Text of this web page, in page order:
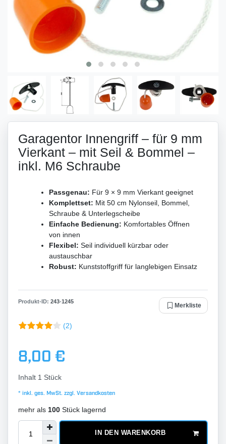
Garagentor Innengriff – für 9 mm
Vierkant – mit Seil & Bommel –
inkl. M6 Schraube
Passgenau: Für 9 × 9 mm Vierkant geeignet
Komplettset: Mit 50 cm Nylonseil, Bommel,
Schraube & Unterlegscheibe
Einfache Bedienung: Komfortables Öffnen
von innen
Flexibel: Seil individuell kürzbar oder
austauschbar
Robust: Kunststoffgriff für langlebigen Einsatz
Produkt-ID: 243-1245
Merkliste
(2)
8,00 €
Inhalt 1 Stück
* inkl. ges. MwSt. zzgl. Versandkosten
mehr als 100 Stück lagernd
IN DEN WARENKORB